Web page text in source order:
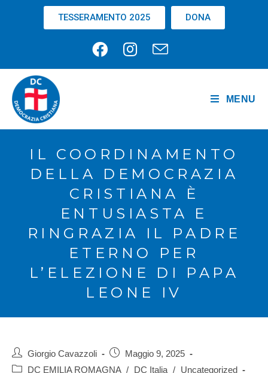
TESSERAMENTO 2025 DONA
MENU
IL COORDINAMENTO
DELLA DEMOCRAZIA
CRISTIANA È
ENTUSIASTA E
RINGRAZIA IL PADRE
ETERNO PER
L’ELEZIONE DI PAPA
LEONE IV
Giorgio Cavazzoli
Maggio 9, 2025
DC EMILIA ROMAGNA / DC Italia /
Uncategorized